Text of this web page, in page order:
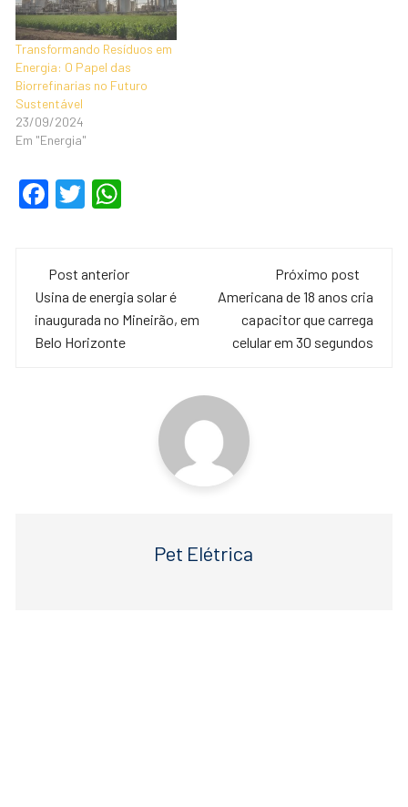
Transformando Resíduos em
Energia: O Papel das
Biorrefinarias no Futuro
Sustentável
23/09/2024
Em "Energia"
F
e
b
o
T
er s
A
p
Navegação
de
post
Post anterior
Usina de energia solar é
inaugurada no Mineirão, em
Belo Horizonte
Próximo post
Americana de 18 anos cria
capacitor que carrega
celular em 30 segundos
Pet Elétrica